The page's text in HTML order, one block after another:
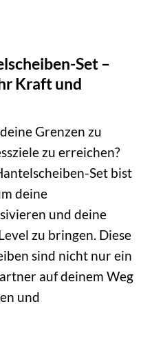
Set –
Kraft und
Grenzen zu
zu erreichen?
Set bist
deine
und deine
zu bringen. Diese
sind nicht nur ein
auf deinem Weg
und